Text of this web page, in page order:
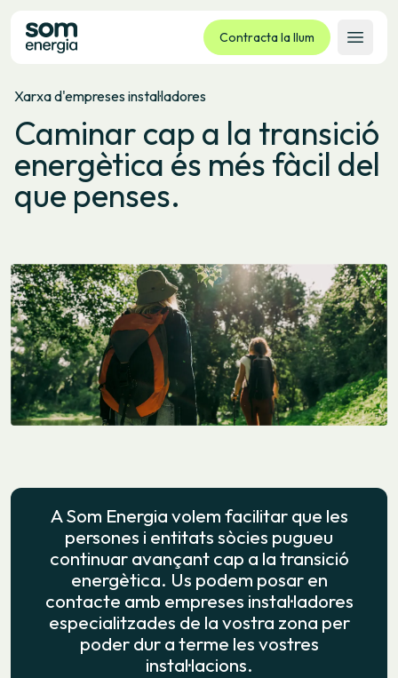
Contracta la llum
Obrir
Tarifes
Serveis
Empreses
La cooperativa
Tràmits
Oficina virtual
Idioma: ES CA GL EU
Xarxa d'empreses instal·ladores
Caminar cap a la transició
energètica és més fàcil del
que penses.
A Som Energia volem facilitar que les
persones i entitats sòcies pugueu
continuar avançant cap a la transició
energètica. Us podem posar en
contacte amb empreses instal·ladores
especialitzades de la vostra zona per
poder dur a terme les vostres
instal·lacions.